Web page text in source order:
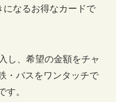
なるお得なカードで
し、希望の金額をチャ
・バスをワンタッチで
す。